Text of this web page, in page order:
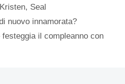
, Seal
nuovo innamorata?
il compleanno con